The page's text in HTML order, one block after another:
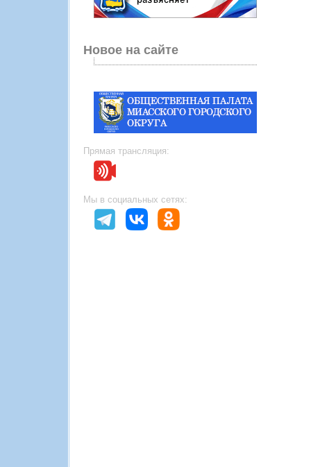
Новое на сайте
Прямая трансляция:
Мы в социальных сетях: